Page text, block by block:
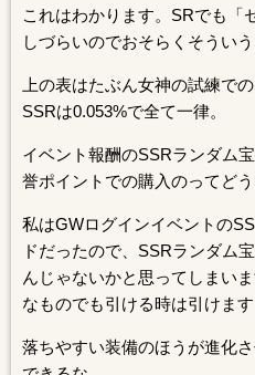
これはわかります。SRでも「
しづらいのでおそらくそうい
上の表はたぶん女神の試練で
SSRは0.053%で全て一律。
イベント報酬のSSRランダム
誉ポイントでの購入のってど
私はGWログインイベントの
ドだったので、SSRランダム
んじゃないかと思ってしまい
なものでも引ける時は引けま
落ちやすい装備のほうが進化